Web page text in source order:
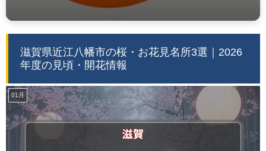
滋賀県近江八幡市の桜・お花見名所3選｜2026
年度の見頃・開花情報
01月